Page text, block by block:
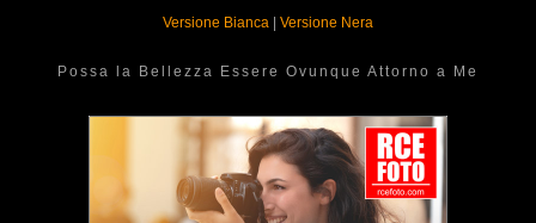
Versione Bianca | Versione Nera
Possa la Bellezza Essere Ovunque Attorno a Me